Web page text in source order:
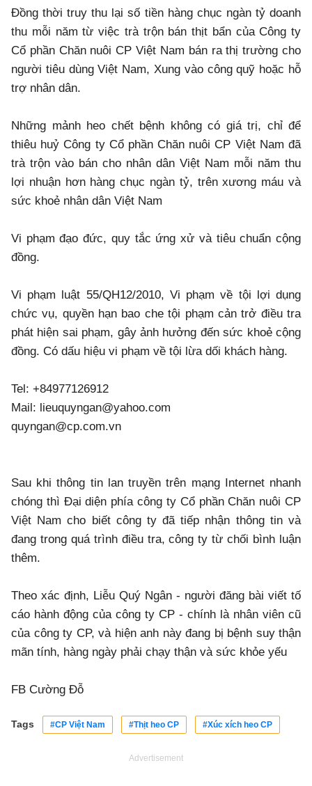
Đồng thời truy thu lại số tiền hàng chục ngàn tỷ doanh
thu mỗi năm từ việc trà trộn bán thịt bẩn của Công ty
Cổ phần Chăn nuôi CP Việt Nam bán ra thị trường cho
người tiêu dùng Việt Nam, Xung vào công quỹ hoặc hỗ
trợ nhân dân.
Những mảnh heo chết bệnh không có giá trị, chỉ để
thiêu huỷ Công ty Cổ phần Chăn nuôi CP Việt Nam đã
trà trộn vào bán cho nhân dân Việt Nam mỗi năm thu
lợi nhuận hơn hàng chục ngàn tỷ, trên xương máu và
sức khoẻ nhân dân Việt Nam
Vi phạm đạo đức, quy tắc ứng xử và tiêu chuẩn cộng
đồng.
Vi phạm luật 55/QH12/2010, Vi phạm về tội lợi dụng
chức vụ, quyền hạn bao che tội phạm cản trở điều tra
phát hiện sai phạm, gây ảnh hưởng đến sức khoẻ cộng
đồng. Có dấu hiệu vi phạm về tội lừa dối khách hàng.
Tel: +84977126912
Mail: lieuquyngan@yahoo.com
quyngan@cp.com.vn
Sau khi thông tin lan truyền trên mạng Internet nhanh
chóng thì Đại diện phía công ty Cổ phần Chăn nuôi CP
Việt Nam cho biết công ty đã tiếp nhận thông tin và
đang trong quá trình điều tra, công ty từ chối bình luận
thêm.
Theo xác định, Liễu Quý Ngân - người đăng bài viết tố
cáo hành động của công ty CP - chính là nhân viên cũ
của công ty CP, và hiện anh này đang bị bệnh suy thận
mãn tính, hàng ngày phải chạy thận và sức khỏe yếu
FB Cường Đỗ
Tags #CP Việt Nam #Thịt heo CP #Xúc xích heo CP
Advertisement